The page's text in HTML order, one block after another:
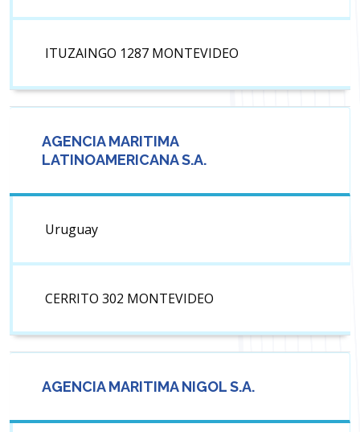
ITUZAINGO 1287 MONTEVIDEO
AGENCIA MARITIMA
LATINOAMERICANA S.A.
Uruguay
CERRITO 302 MONTEVIDEO
AGENCIA MARITIMA NIGOL S.A.